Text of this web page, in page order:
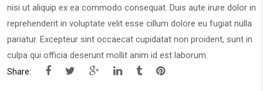
nisi ut aliquip ex ea commodo consequat. Duis aute irure dolor in
reprehenderit in voluptate velit esse cillum dolore eu fugiat nulla
pariatur. Excepteur sint occaecat cupidatat non proident, sunt in
culpa qui officia deserunt mollit anim id est laborum.
Share: